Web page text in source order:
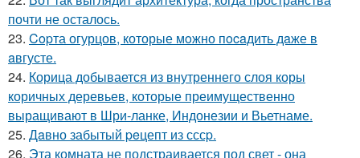
почти не осталось.
23. Copта огурцов, которые мoжно пocaдить дaже в
aвгусте.
24. Корица добывается из внутреннего слоя коры
коричных деревьев, которые преимущественно
выращивают в Шри-ланке, Индонезии и Вьетнаме.
25. Дaвно забытый peцепт из сссp.
26. Эта комната не подстраивается под свет - она